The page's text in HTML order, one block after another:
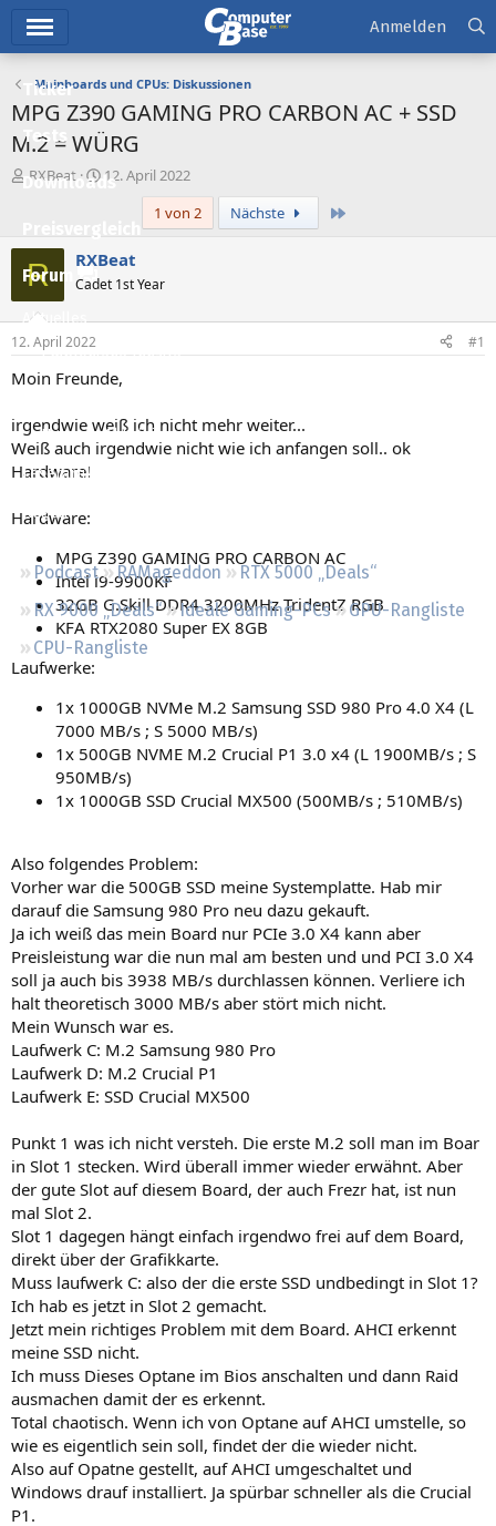
Ticker
Tests
Downloads
Forum
Aktuelles
Empfohlene Inhalte
Neueste Aktivitäten
Leserartikel
Regeln
Podcast RAMageddon
RTX 5000 „Deals“
RX 9000 „Deals“
Ideale Gaming-PCs
GPU-Rangliste
CPU-Rangliste
Anmelden
Mainboards und CPUs: Diskussionen
MPG Z390 GAMING PRO CARBON AC + SSD
M.2 = WÜRG
E
t
e
l
e
RXBeat
E
t
e
l
m
12. April 2022
1 von 2
Nächste
R RXBeat
Cadet 1st Year
12. April 2022 #1
Moin Freunde,
irgendwie weiß ich nicht mehr weiter...
Weiß auch irgendwie nicht wie ich anfangen soll.. ok
Hardware!
Hardware:
MPG Z390 GAMING PRO CARBON AC
Intel i9-9900KF
32GB G.Skill DDR4 3200MHz TridentZ RGB
KFA RTX2080 Super EX 8GB
Laufwerke:
1x 1000GB NVMe M.2 Samsung SSD 980 Pro 4.0 X4 (L
7000 MB/s ; S 5000 MB/s)
1x 500GB NVME M.2 Crucial P1 3.0 x4 (L 1900MB/s ; S
950MB/s)
1x 1000GB SSD Crucial MX500 (500MB/s ; 510MB/s)
Also folgendes Problem:
Vorher war die 500GB SSD meine Systemplatte. Hab mir
darauf die Samsung 980 Pro neu dazu gekauft.
Ja ich weiß das mein Board nur PCIe 3.0 X4 kann aber
Preisleistung war die nun mal am besten und und PCI 3.0 X4
soll ja auch bis 3938 MB/s durchlassen können. Verliere ich
halt theoretisch 3000 MB/s aber stört mich nicht.
Mein Wunsch war es.
Laufwerk C: M.2 Samsung 980 Pro
Laufwerk D: M.2 Crucial P1
Laufwerk E: SSD Crucial MX500
Punkt 1 was ich nicht versteh. Die erste M.2 soll man im Boar
in Slot 1 stecken. Wird überall immer wieder erwähnt. Aber
der gute Slot auf diesem Board, der auch Frezr hat, ist nun
mal Slot 2.
Slot 1 dagegen hängt einfach irgendwo frei auf dem Board,
direkt über der Grafikkarte.
Muss laufwerk C: also der die erste SSD undbedingt in Slot 1?
Ich hab es jetzt in Slot 2 gemacht.
Jetzt mein richtiges Problem mit dem Board. AHCI erkennt
meine SSD nicht.
Ich muss Dieses Optane im Bios anschalten und dann Raid
ausmachen damit der es erkennt.
Total chaotisch. Wenn ich von Optane auf AHCI umstelle, so
wie es eigentlich sein soll, findet der die wieder nicht.
Also auf Opatne gestellt, auf AHCI umgeschaltet und
Windows drauf installiert. Ja spürbar schneller als die Crucial
P1.